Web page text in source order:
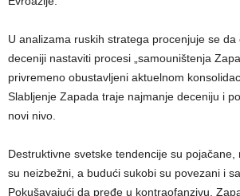
U analizama ruskih stratega procenjuje se
deceniji nastaviti procesi „samouništenja
privremeno obustavljeni aktuelnom
Slabljenje Zapada traje najmanje deceniju i
novi nivo.
Destruktivne svetske tendencije su pojačane,
su neizbežni, a budući sukobi su povezani i
Pokušavajući da pređe u kontraofanzivu,